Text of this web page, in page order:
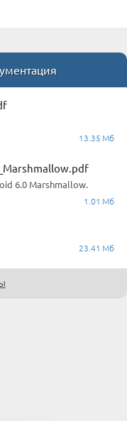
13.35 Мб
6.0 Marshmallow.
1.01 Мб
23.41 Мб